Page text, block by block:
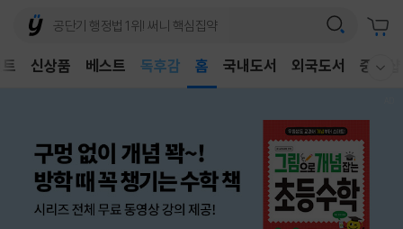
신상품 베스트 독후감 홈 국내도서 외국도서 중고샵